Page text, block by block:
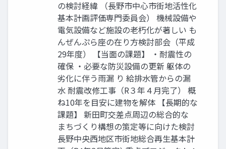
の検討経緯 （長野市中心市街地活性化
基本計画評価専門委員会） 機械設備や
電気設備など施設の⽼朽化が著しい も
んぜんぷら座の在り方検討部会（平成
29年度） 【当面の課題】 ・耐震性の
確保 ・必要な防災設備の更新 躯体の
劣化に伴う雨漏 り 給排水管からの漏
水 耐震改修工事（R３年４月完了） 概
ね10年を⽬安に建物を解体 【⻑期的な
課題】 新田町交差点周辺の総合的な
まちづくり構想の策定等に向けた検討
⻑野中央⻄地区市街地総合再⽣基本計